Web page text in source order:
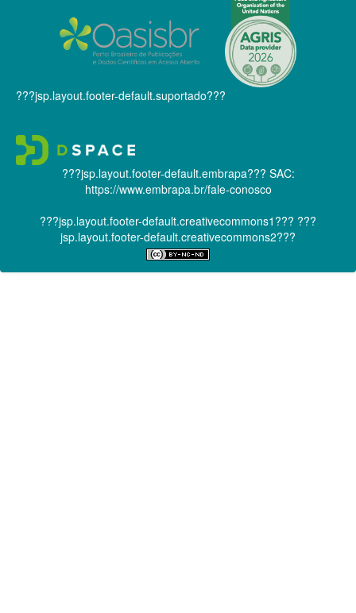
???jsp.layout.footer-default.suportado???
???jsp.layout.footer-default.embrapa??? SAC:
https://www.embrapa.br/fale-conosco
???jsp.layout.footer-default.creativecommons1??? ???
jsp.layout.footer-default.creativecommons2???